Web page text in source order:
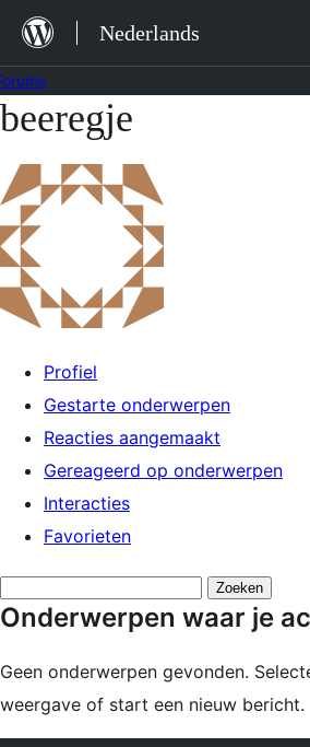
naar
de
inhoud
Nederlands
Ga
de
inhoud
beeregje
Profiel
Gestarte onderwerpen
Reacties aangemaakt
Gereageerd op onderwerpen
Interacties
Favorieten
zoeken:
Onderwerpen waar je
Geen onderwerpen gevonden.
weergave of start een nieuw bericht.